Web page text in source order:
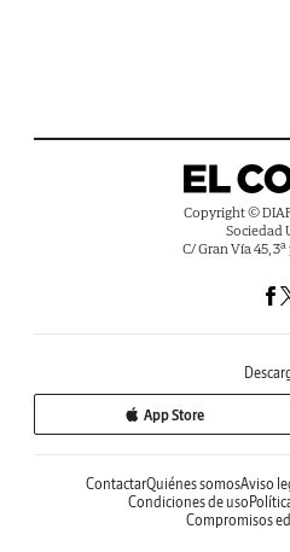
Copyright ©
Sociedad
C/ Gran Vía 45,
App Store
ContactarQuiénes somosAviso
Condiciones de uso
Compromisos